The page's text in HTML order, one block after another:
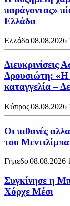
παράγοντας»
Ελλάδα
Ελλάδα|08.08.2026
Διευκρινίσεις
Δρουσιώτη: «Η
καταγγελία –
Κύπρος|08.08.2026
Οι πιθανές
του
Γήπεδο|08.08.2026
Συγκίνησε η
Χόρχε Μέσι